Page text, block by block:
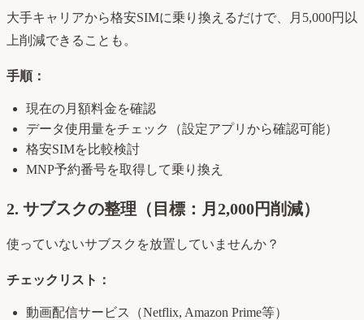
大手キャリアから格安SIMに乗り換えるだけで、月5,000円以
上削減できることも。
手順：
現在の月額料金を確認
データ使用量をチェック（設定アプリから確認可能）
格安SIMを比較検討
MNP予約番号を取得して乗り換え
2. サブスクの整理（目標：月2,000円削減）
使っていないサブスクを放置していませんか？
チェックリスト：
動画配信サービス（Netflix, Amazon Prime等）